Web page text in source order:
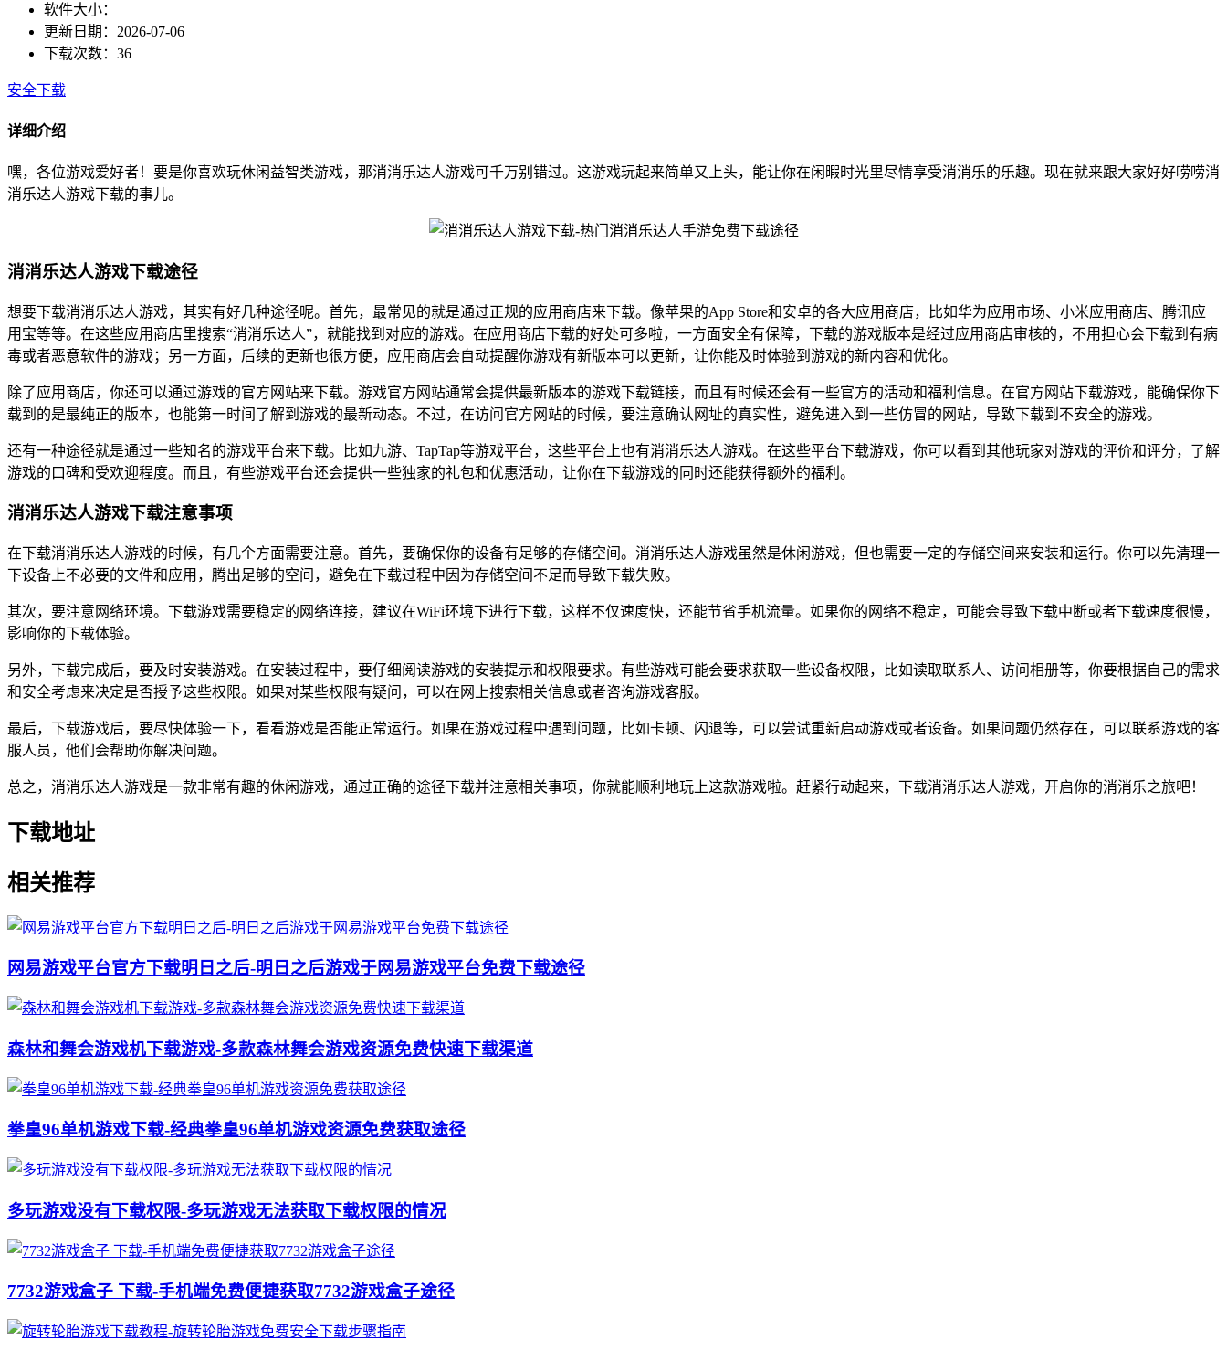
软件大小：
更新日期：2026-07-06
下载次数：36
安全下载
详细介绍
嘿，各位游戏爱好者！要是你喜欢玩休闲益智类游戏，那消消乐达人游戏可千万别错过。这游戏玩起来简单又上头，能让你在闲暇时光里尽情享受消消乐的乐趣。现在就来跟大家好好唠唠消
消乐达人游戏下载的事儿。
消消乐达人游戏下载途径
想要下载消消乐达人游戏，其实有好几种途径呢。首先，最常见的就是通过正规的应用商店来下载。像苹果的App Store和安卓的各大应用商店，比如华为应用市场、小米应用商店、腾讯应
用宝等等。在这些应用商店里搜索“消消乐达人”，就能找到对应的游戏。在应用商店下载的好处可多啦，一方面安全有保障，下载的游戏版本是经过应用商店审核的，不用担心会下载到有病
毒或者恶意软件的游戏；另一方面，后续的更新也很方便，应用商店会自动提醒你游戏有新版本可以更新，让你能及时体验到游戏的新内容和优化。
除了应用商店，你还可以通过游戏的官方网站来下载。游戏官方网站通常会提供最新版本的游戏下载链接，而且有时候还会有一些官方的活动和福利信息。在官方网站下载游戏，能确保你下
载到的是最纯正的版本，也能第一时间了解到游戏的最新动态。不过，在访问官方网站的时候，要注意确认网址的真实性，避免进入到一些仿冒的网站，导致下载到不安全的游戏。
还有一种途径就是通过一些知名的游戏平台来下载。比如九游、TapTap等游戏平台，这些平台上也有消消乐达人游戏。在这些平台下载游戏，你可以看到其他玩家对游戏的评价和评分，了解
游戏的口碑和受欢迎程度。而且，有些游戏平台还会提供一些独家的礼包和优惠活动，让你在下载游戏的同时还能获得额外的福利。
消消乐达人游戏下载注意事项
在下载消消乐达人游戏的时候，有几个方面需要注意。首先，要确保你的设备有足够的存储空间。消消乐达人游戏虽然是休闲游戏，但也需要一定的存储空间来安装和运行。你可以先清理一
下设备上不必要的文件和应用，腾出足够的空间，避免在下载过程中因为存储空间不足而导致下载失败。
其次，要注意网络环境。下载游戏需要稳定的网络连接，建议在WiFi环境下进行下载，这样不仅速度快，还能节省手机流量。如果你的网络不稳定，可能会导致下载中断或者下载速度很慢，
影响你的下载体验。
另外，下载完成后，要及时安装游戏。在安装过程中，要仔细阅读游戏的安装提示和权限要求。有些游戏可能会要求获取一些设备权限，比如读取联系人、访问相册等，你要根据自己的需求
和安全考虑来决定是否授予这些权限。如果对某些权限有疑问，可以在网上搜索相关信息或者咨询游戏客服。
最后，下载游戏后，要尽快体验一下，看看游戏是否能正常运行。如果在游戏过程中遇到问题，比如卡顿、闪退等，可以尝试重新启动游戏或者设备。如果问题仍然存在，可以联系游戏的客
服人员，他们会帮助你解决问题。
总之，消消乐达人游戏是一款非常有趣的休闲游戏，通过正确的途径下载并注意相关事项，你就能顺利地玩上这款游戏啦。赶紧行动起来，下载消消乐达人游戏，开启你的消消乐之旅吧！
下载地址
相关推荐
网易游戏平台官方下载明日之后-明日之后游戏于网易游戏平台免费下载途径
森林和舞会游戏机下载游戏-多款森林舞会游戏资源免费快速下载渠道
拳皇96单机游戏下载-经典拳皇96单机游戏资源免费获取途径
多玩游戏没有下载权限-多玩游戏无法获取下载权限的情况
7732游戏盒子 下载-手机端免费便捷获取7732游戏盒子途径